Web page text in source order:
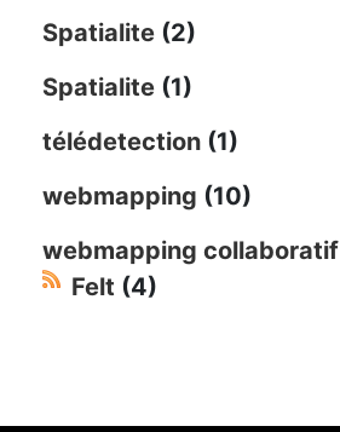
Spatialite (2)
Spatialite (1)
télédetection (1)
webmapping (10)
webmapping collaboratif
Felt (4)